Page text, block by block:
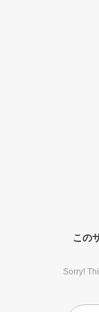
この
Sorry!